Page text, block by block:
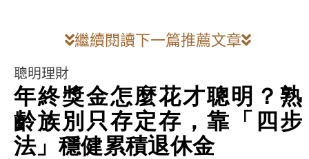
繼續閱讀下一篇推薦文章
聰明理財
年終獎金怎麼花才聰明？熟
齡族別只存定存，靠「四步
法」穩健累積退休金